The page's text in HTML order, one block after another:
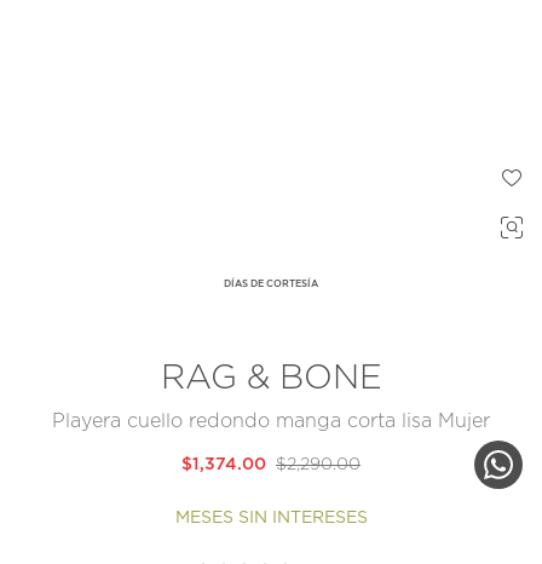
DÍAS DE CORTESÍA
RAG & BONE
Playera cuello redondo manga corta lisa Mujer
$2,290.00
$1,374.00
MESES SIN INTERESES